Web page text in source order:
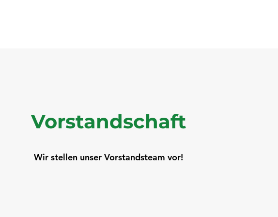
Vorstandschaft
Wir stellen unser Vorstandsteam vor!